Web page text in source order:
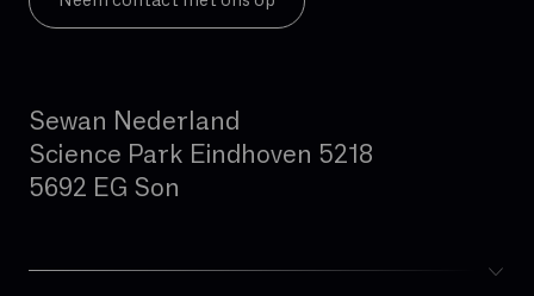
Hosted telefonie
Hybride cloud
IPv4
Sewan Nederland
Science Park Eindhoven 5218
5692 EG Son